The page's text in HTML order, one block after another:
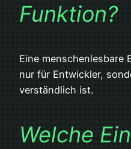
Funktion?
Eine menschenlesbare
nur für Entwickler,
verständlich ist.
Welche